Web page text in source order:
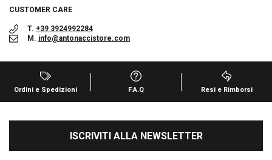
CUSTOMER CARE
T. +39 3924992284
M. info@antonaccistore.com
Ordini e Spedizioni F.A.Q Resi e Rimborsi
ISCRIVITI ALLA NEWSLETTER